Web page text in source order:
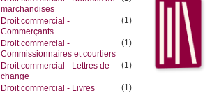
marchandises
Droit commercial -
Commerçants
(1)
Droit commercial -
Commissionnaires et courtiers
(1)
Droit commercial - Lettres de
change
(1)
Droit commercial - Livres
(1)